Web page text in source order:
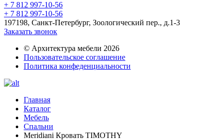
+ 7 812 997-10-56
+ 7 812 997-10-56
197198, Санкт-Петербург, Зоологический пер., д.1-3
Заказать звонок
© Архитектура мебели 2026
Пользовательское соглашение
Политика конфеденциальности
Главная
Каталог
Мебель
Спальни
Meridiani Кровать TIMOTHY